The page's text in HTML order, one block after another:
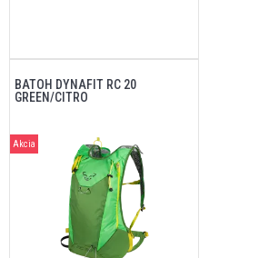
BATOH DYNAFIT RC 20
GREEN/CITRO
Akcia